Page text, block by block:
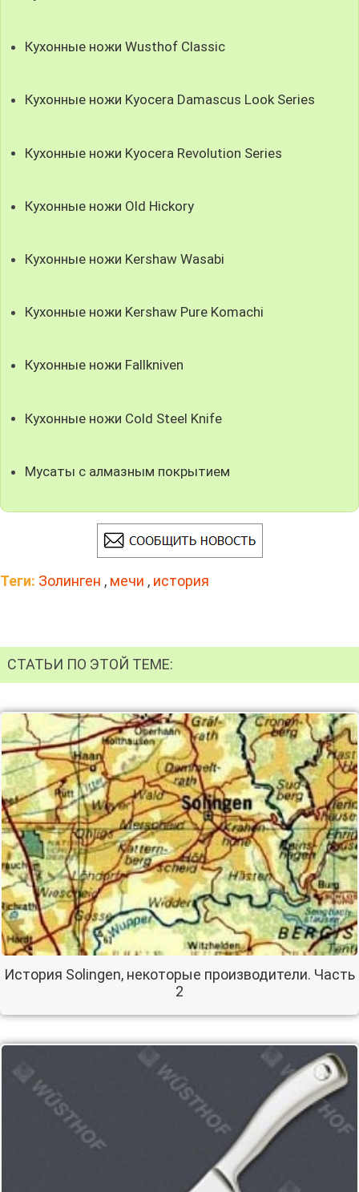
Кухонные ножи Wusthof Classic
Кухонные ножи Kyocera Damascus Look Series
Кухонные ножи Kyocera Revolution Series
Кухонные ножи Old Hickory
Кухонные ножи Kershaw Wasabi
Кухонные ножи Kershaw Pure Komachi
Кухонные ножи Fallkniven
Кухонные ножи Cold Steel Knife
Мусаты с алмазным покрытием
Теги: Золинген , мечи , история
СТАТЬИ ПО ЭТОЙ ТЕМЕ:
История Solingen, некоторые производители. Часть
2